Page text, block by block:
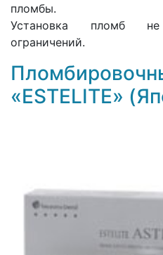
пломбы.
Установка пломб
ограничений.
«ESTELITE»